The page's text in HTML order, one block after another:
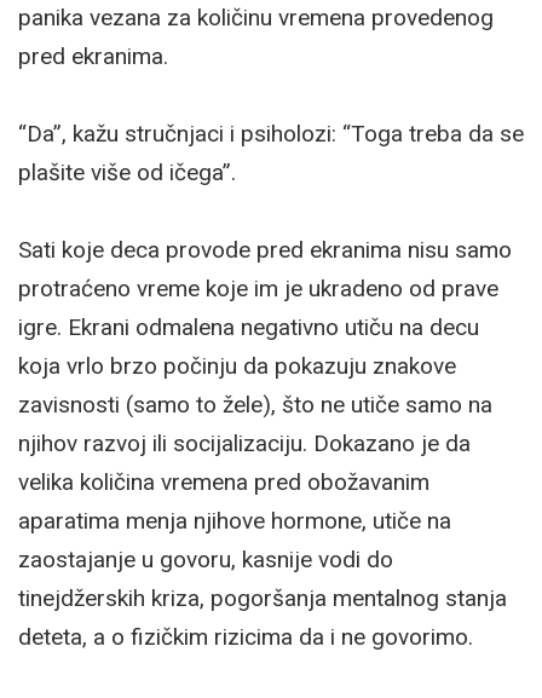
panika vezana za količinu vremena provedenog
pred ekranima.
“Da”, kažu stručnjaci i psiholozi: “Toga treba da se
plašite više od ičega”.
Sati koje deca provode pred ekranima nisu samo
protraćeno vreme koje im je ukradeno od prave
igre. Ekrani odmalena negativno utiču na decu
koja vrlo brzo počinju da pokazuju znakove
zavisnosti (samo to žele), što ne utiče samo na
njihov razvoj ili socijalizaciju. Dokazano je da
velika količina vremena pred obožavanim
aparatima menja njihove hormone, utiče na
zaostajanje u govoru, kasnije vodi do
tinejdžerskih kriza, pogoršanja mentalnog stanja
deteta, a o fizičkim rizicima da i ne govorimo.